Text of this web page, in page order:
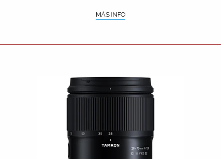
MÁS INFO